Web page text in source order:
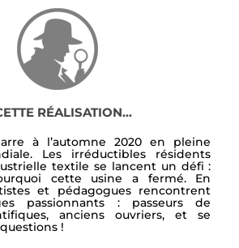
RÉALISATION...
à l’automne 2020 en pleine
Les irréductibles résidents
textile se lancent un défi :
cette usine a fermé. En
et pédagogues rencontrent
passionnants : passeurs de
anciens ouvriers, et se
!